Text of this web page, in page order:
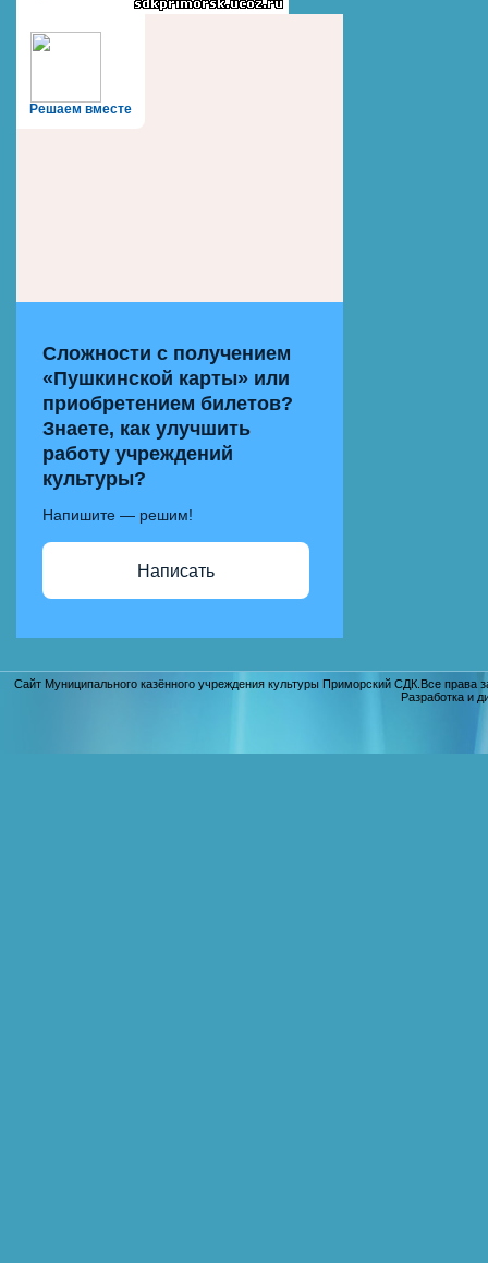
Решаем вместе
Сложности с получением
«Пушкинской карты» или
приобретением билетов?
Знаете, как улучшить
работу учреждений
культуры?
Напишите — решим!
Написать
Сайт Муниципального казённого учреждения культуры Приморский СДК.Все
Разработка и